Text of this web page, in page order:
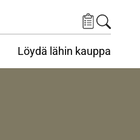
Löydä lähin kauppa